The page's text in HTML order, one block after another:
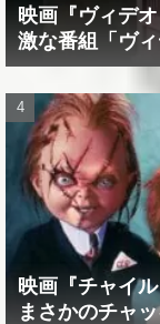
映画『ヴィデ
激な番組「ヴ
たの精神は蝕
映画『チャイ
まさかのチャ